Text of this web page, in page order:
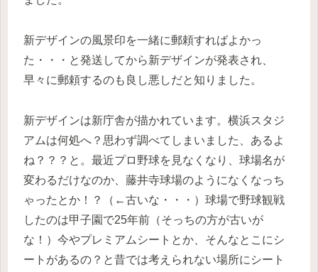
新デザインの風景印を一緒に郵頼すればよかっ
た・・・と発送してから新デザインが発表され、
早々に郵頼するのも良し悪しだと知りました。
新デザインは新庁舎が描かれています。横浜スタジ
アムは何処へ？思わず調べてしまいました、あるよ
ね？？？と。最近プロ野球を見なくなり、球場名が
変わるだけなのか、藤井寺球場のようになくなっち
ゃったとか！？（←古いな・・・）球場で野球観戦
したのは甲子園で25年前（そっちの方が古いが
な！）今やプレミアムシートとか、そんなとこにシ
ートがあるの？と昔では考えられない場所にシート